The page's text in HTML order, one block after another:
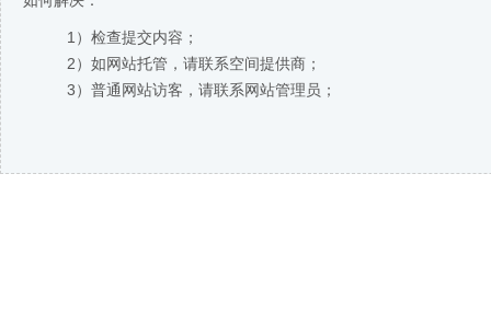
1）检查提交内容；
2）如网站托管，请联系空间提供商；
3）普通网站访客，请联系网站管理员；